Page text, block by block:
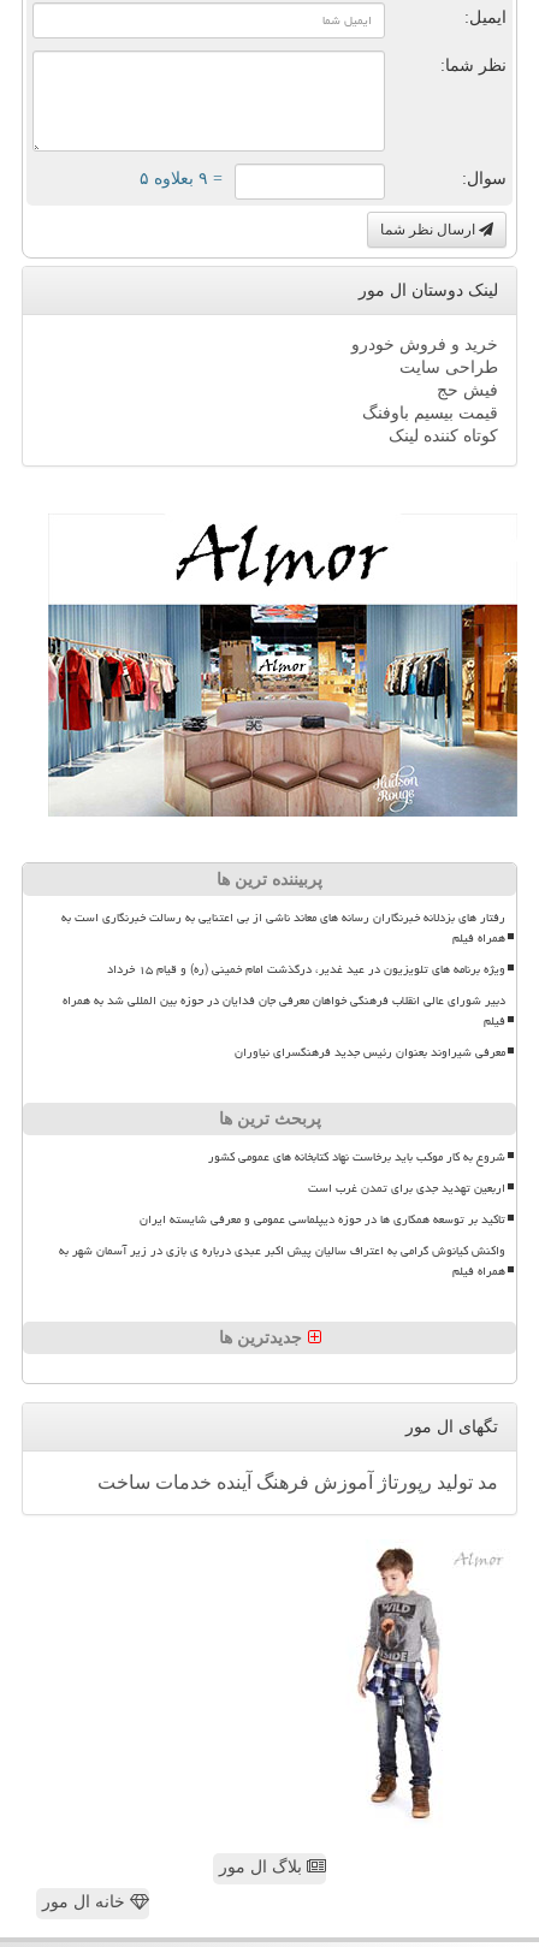
ایمیل:
نظر شما:
سوال: = ۹ بعلاوه ۵
ارسال نظر شما
لینک دوستان ال مور
خرید و فروش خودرو
طراحی سایت
فیش حج
قیمت بیسیم باوفنگ
کوتاه کننده لینک
پربیننده ترین ها
رفتار های بزدلانه خبرنگاران رسانه های معاند ناشی از بی اعتنایی به رسالت خبرنگاری است به
همراه فیلم
ویژه برنامه های تلویزیون در عید غدیر، درگذشت امام خمینی (ره) و قیام ۱۵ خرداد
دبیر شورای عالی انقلاب فرهنگی خواهان معرفی جان فدایان در حوزه بین المللی شد به همراه
فیلم
معرفی شیراوند بعنوان رئیس جدید فرهنگسرای نیاوران
پربحث ترین ها
شروع به کار موکب باید برخاست نهاد کتابخانه های عمومی کشور
اربعین تهدید جدی برای تمدن غرب است
تاکید بر توسعه همکاری ها در حوزه دیپلماسی عمومی و معرفی شایسته ایران
واکنش کیانوش گرامی به اعتراف سالیان پیش اکبر عبدی درباره ی بازی در زیر آسمان شهر به
همراه فیلم
جدیدترین ها
تگهای ال مور
مد تولید رپورتاژ آموزش فرهنگ آینده خدمات ساخت
بلاگ ال مور
خانه ال مور